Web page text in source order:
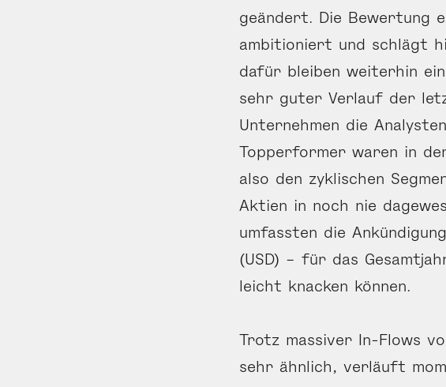
geändert. Die Bewertung
ambitioniert und schlägt
dafür bleiben weiterhin
sehr guter Verlauf der
Unternehmen die
Topperformer waren in
also den zyklischen
Aktien in noch nie
umfassten die
(USD) – für das
leicht knacken können.
Trotz massiver In-Flows
sehr ähnlich, verläuft